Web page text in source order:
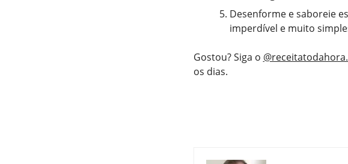
Desenforme e saboreie
imperdível e muito
Gostou? Siga o
os dias.